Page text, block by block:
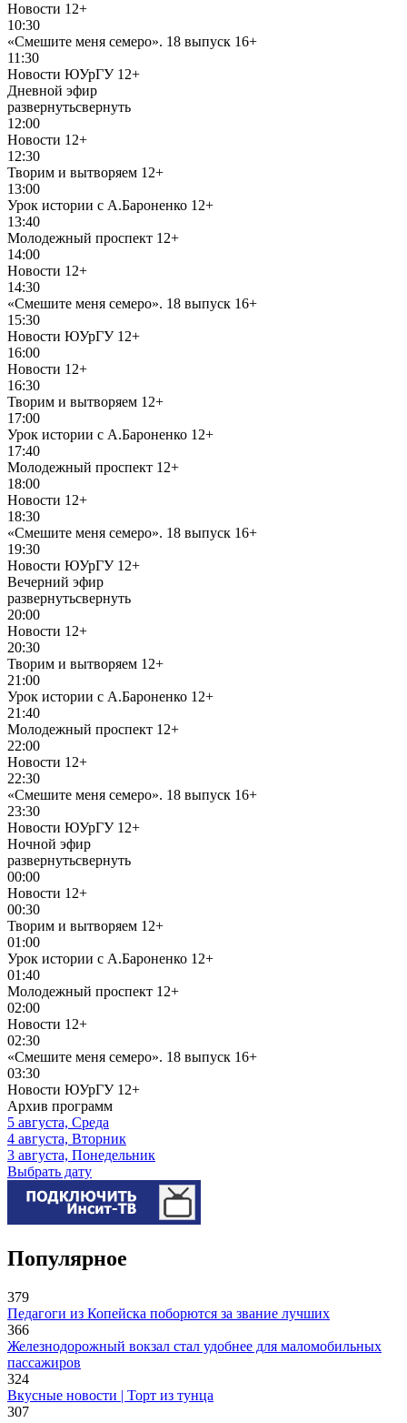
Новости 12+
10:30
«Смешите меня семеро». 18 выпуск 16+
11:30
Новости ЮУрГУ 12+
Дневной эфир
развернутьсвернуть
12:00
Новости 12+
12:30
Творим и вытворяем 12+
13:00
Урок истории с А.Бароненко 12+
13:40
Молодежный проспект 12+
14:00
Новости 12+
14:30
«Смешите меня семеро». 18 выпуск 16+
15:30
Новости ЮУрГУ 12+
16:00
Новости 12+
16:30
Творим и вытворяем 12+
17:00
Урок истории с А.Бароненко 12+
17:40
Молодежный проспект 12+
18:00
Новости 12+
18:30
«Смешите меня семеро». 18 выпуск 16+
19:30
Новости ЮУрГУ 12+
Вечерний эфир
развернутьсвернуть
20:00
Новости 12+
20:30
Творим и вытворяем 12+
21:00
Урок истории с А.Бароненко 12+
21:40
Молодежный проспект 12+
22:00
Новости 12+
22:30
«Смешите меня семеро». 18 выпуск 16+
23:30
Новости ЮУрГУ 12+
Ночной эфир
развернутьсвернуть
00:00
Новости 12+
00:30
Творим и вытворяем 12+
01:00
Урок истории с А.Бароненко 12+
01:40
Молодежный проспект 12+
02:00
Новости 12+
02:30
«Смешите меня семеро». 18 выпуск 16+
03:30
Новости ЮУрГУ 12+
Архив программ
5 августа, Среда
4 августа, Вторник
3 августа, Понедельник
Выбрать дату
Популярное
379
Педагоги из Копейска поборются за звание лучших
366
Железнодорожный вокзал стал удобнее для маломобильных
пассажиров
324
Вкусные новости | Торт из тунца
307